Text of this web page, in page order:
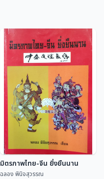
มิตรภาพไทย-จีน ยิ่งยืนนาน
ฉลอง พินิจสุวรรณ